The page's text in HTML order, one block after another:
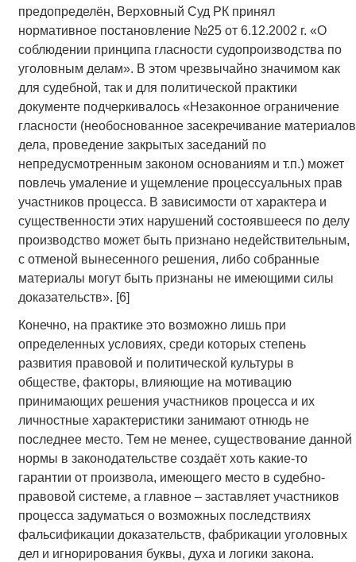
предопределён, Верховный Суд РК принял
нормативное постановление №25 от 6.12.2002 г. «О
соблюдении принципа гласности судопроизводства по
уголовным делам». В этом чрезвычайно значимом как
для судебной, так и для политической практики
документе подчеркивалось «Незаконное ограничение
гласности (необоснованное засекречивание материалов
дела, проведение закрытых заседаний по
непредусмотренным законом основаниям и т.п.) может
повлечь умаление и ущемление процессуальных прав
участников процесса. В зависимости от характера и
существенности этих нарушений состоявшееся по делу
производство может быть признано недействительным,
с отменой вынесенного решения, либо собранные
материалы могут быть признаны не имеющими силы
доказательств». [6]
Конечно, на практике это возможно лишь при
определенных условиях, среди которых степень
развития правовой и политической культуры в
обществе, факторы, влияющие на мотивацию
принимающих решения участников процесса и их
личностные характеристики занимают отнюдь не
последнее место. Тем не менее, существование данной
нормы в законодательстве создаёт хоть какие-то
гарантии от произвола, имеющего место в судебно-
правовой системе, а главное – заставляет участников
процесса задуматься о возможных последствиях
фальсификации доказательств, фабрикации уголовных
дел и игнорирования буквы, духа и логики закона.